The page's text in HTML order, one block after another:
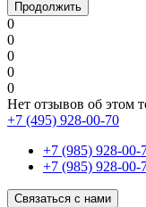
Продолжить
0
0
0
0
0
Нет отзывов об этом
+7 (495) 928-00-70
+7 (985) 928-00-
+7 (985) 928-00-
Связаться с нами